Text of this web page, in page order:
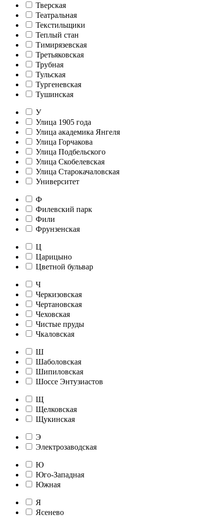
Тверская
Театральная
Текстильщики
Теплый стан
Тимирязевская
Третьяковская
Трубная
Тульская
Тургеневская
Тушинская
У
Улица 1905 года
Улица академика Янгеля
Улица Горчакова
Улица Подбельского
Улица Скобелевская
Улица Старокачаловская
Университет
Ф
Филевский парк
Фили
Фрунзенская
Ц
Царицыно
Цветной бульвар
Ч
Черкизовская
Чертановская
Чеховская
Чистые пруды
Чкаловская
Ш
Шаболовская
Шипиловская
Шоссе Энтузиастов
Щ
Щелковская
Щукинская
Э
Электрозаводская
Ю
Юго-Западная
Южная
Я
Ясенево